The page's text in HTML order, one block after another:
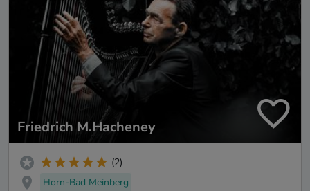
Friedrich M.Hacheney
(2)
Horn-Bad Meinberg